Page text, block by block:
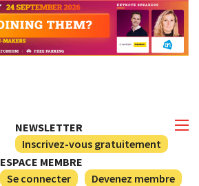
NEWSLETTER
Inscrivez-vous gratuitement
ESPACE MEMBRE
Se connecter
Devenez membre